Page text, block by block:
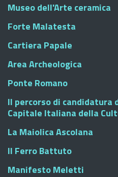
Museo dell'Arte ceramica
Forte Malatesta
Cartiera Papale
Area Archeologica
Ponte Romano
Il percorso di candidatura
Capitale Italiana della
La Maiolica Ascolana
Il Ferro Battuto
Manifesto Meletti